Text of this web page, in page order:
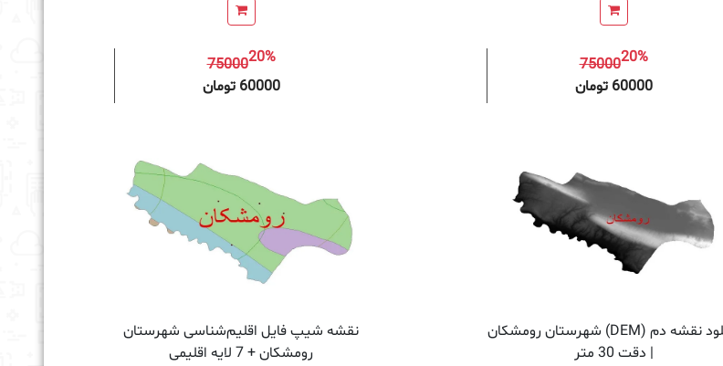
7500020%
60000 تومان
7500020%
60000 تومان
دانلود نقشه دم (DEM) شهرستان رومشکان
| دقت 30 متر
نقشه شیپ‌ فایل اقلیم‌شناسی شهرستان
رومشکان + 7 لایه اقلیمی